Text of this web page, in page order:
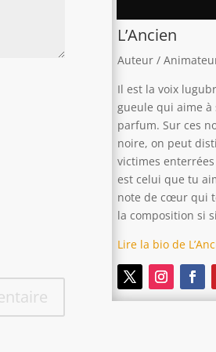
L’Ancien
Auteur /
Il est la voix
gueule qui aime à
parfum. Sur ces
noire, on peut
victimes enterrées
est celui que tu
note de cœur qui
la composition si
Lire la bio de